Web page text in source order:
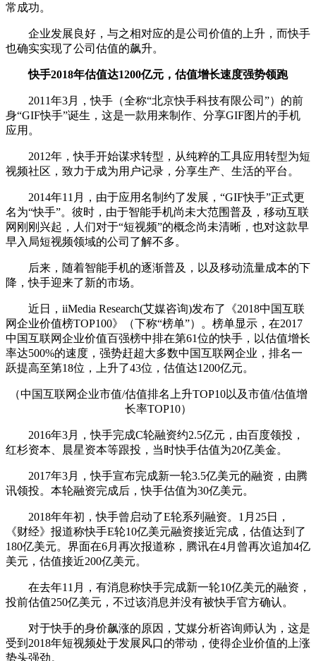
常成功。
企业发展良好，与之相对应的是公司价值的上升，而快手
也确实实现了公司估值的飙升。
快手2018年估值达1200亿元，估值增长速度强势领跑
2011年3月，快手（全称“北京快手科技有限公司”）的前
身“GIF快手”诞生，这是一款用来制作、分享GIF图片的手机
应用。
2012年，快手开始谋求转型，从纯粹的工具应用转型为短
视频社区，致力于成为用户记录，分享生产、生活的平台。
2014年11月，由于应用名制约了发展，“GIF快手”正式更
名为“快手”。彼时，由于智能手机尚未大范围普及，移动互联
网刚刚兴起，人们对于“短视频”的概念尚未清晰，也对这款早
早入局短视频领域的公司了解不多。
后来，随着智能手机的逐渐普及，以及移动流量成本的下
降，快手迎来了新的市场。
近日，iiMedia Research(艾媒咨询)发布了《2018中国互联
网企业价值榜TOP100》（下称“榜单”）。榜单显示，在2017
中国互联网企业价值百强榜中排在第61位的快手，以估值增长
率达500%的速度，强势赶超大多数中国互联网企业，排名一
跃提高至第18位，上升了43位，估值达1200亿元。
（中国互联网企业市值/估值排名上升TOP10以及市值/估值增
长率TOP10）
2016年3月，快手完成C轮融资约2.5亿元，由百度领投，
红杉资本、晨星资本等跟投，当时快手估值为20亿美金。
2017年3月，快手宣布完成新一轮3.5亿美元的融资，由腾
讯领投。本轮融资完成后，快手估值为30亿美元。
2018年年初，快手曾启动了E轮系列融资。1月25日，
《财经》报道称快手E轮10亿美元融资接近完成，估值达到了
180亿美元。界面在6月再次报道称，腾讯在4月曾再次追加4亿
美元，估值接近200亿美元。
在去年11月，有消息称快手完成新一轮10亿美元的融资，
投前估值250亿美元，不过该消息并没有被快手官方确认。
对于快手的身价飙涨的原因，艾媒分析咨询师认为，这是
受到2018年短视频处于发展风口的带动，使得企业价值的上涨
势头强劲。